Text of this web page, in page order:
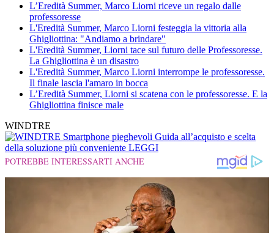
L’Eredità Summer, Marco Liorni riceve un regalo dalle
professoresse
L'Eredità Summer, Marco Liorni festeggia la vittoria alla
Ghigliottina: "Andiamo a brindare"
L'Eredità Summer, Liorni tace sul futuro delle Professoresse.
La Ghigliottina è un disastro
L'Eredità Summer, Marco Liorni interrompe le professoresse.
Il finale lascia l'amaro in bocca
L’Eredità Summer, Liorni si scatena con le professoresse. E la
Ghigliottina finisce male
WINDTRE
Smartphone pieghevoli Guida all’acquisto e scelta
della soluzione più conveniente LEGGI